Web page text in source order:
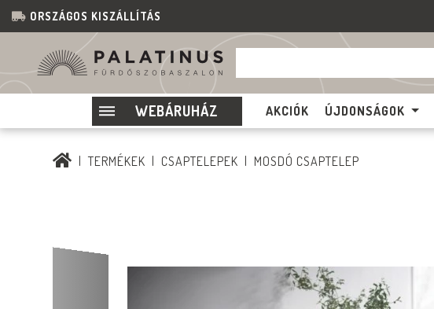
ORSZÁGOS KISZÁLLÍTÁS
WEBÁRUHÁZ AKCIÓK ÚJDONSÁGOK
TERMÉKEK CSAPTELEPEK MOSDÓ CSAPTELEP